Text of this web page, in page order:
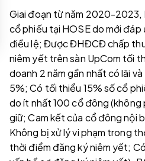
Giai đoạn từ năm 2020-2023,
cổ phiếu tại HOSE do mới
điều lệ; Được ĐHĐCĐ chấp
niêm yết trên sàn UpCom tối
doanh 2 năm gần nhất có lãi
5%; Có tối thiểu 15% số cổ
do ít nhất 100 cổ đông (không
giữ; Cam kết của cổ đông nội
Không bị xử lý vi phạm trong
thời điểm đăng ký niêm yết;